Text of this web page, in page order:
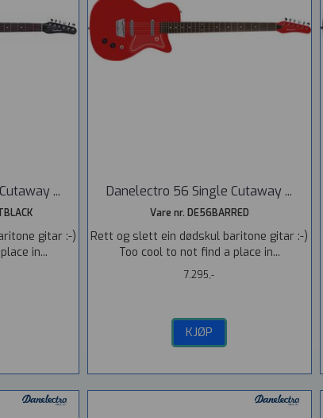
...
gitar :-)
in...
Danelectro 56 Single Cutaway ...
Vare nr. DE56BARRED
Rett og slett ein dødskul baritone gitar :-)
Too cool to not find a place in...
7.295,-
KJØP